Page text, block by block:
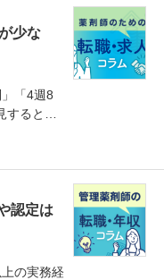
少な
「4週8
るとど
認定は
の実務経